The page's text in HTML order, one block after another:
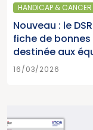
HANDICAP & CANCER
Nouveau : le
fiche de
destinée aux
16/03/2026
DIAGNOSTIC ET